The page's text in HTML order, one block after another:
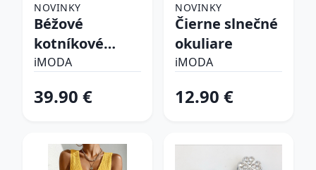
NOVINKY
Béžové
kotníkové
čižmy
iMODA
39.90 €
NOVINKY
Čierne slnečné
okuliare
iMODA
12.90 €